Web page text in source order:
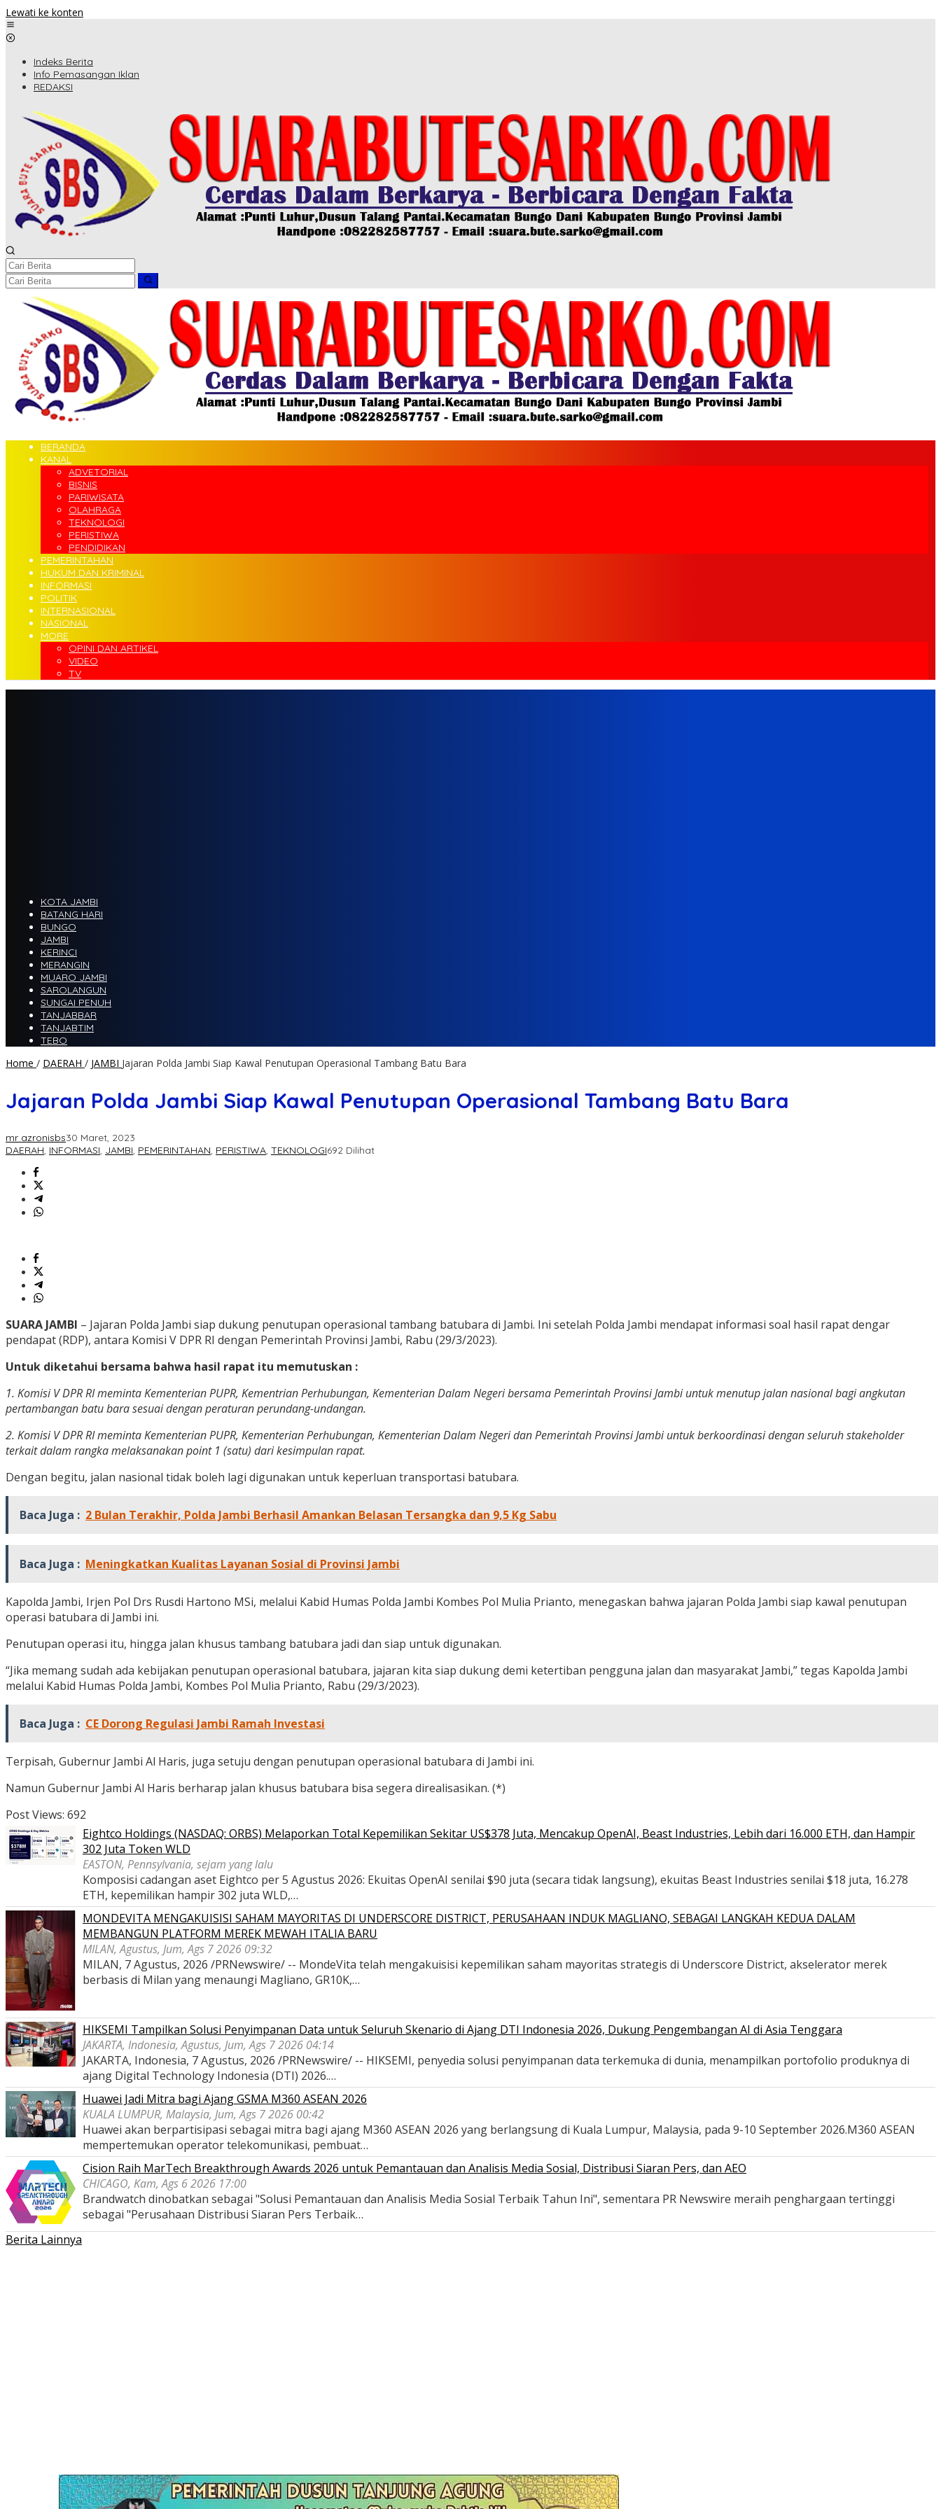
Lewati ke konten
Indeks Berita
Info Pemasangan Iklan
REDAKSI
BERANDA
KANAL
ADVETORIAL
BISNIS
PARIWISATA
OLAHRAGA
TEKNOLOGI
PERISTIWA
PENDIDIKAN
PEMERINTAHAN
HUKUM DAN KRIMINAL
INFORMASI
POLITIK
INTERNASIONAL
NASIONAL
MORE
OPINI DAN ARTIKEL
VIDEO
TV
KOTA JAMBI
BATANG HARI
BUNGO
JAMBI
KERINCI
MERANGIN
MUARO JAMBI
SAROLANGUN
SUNGAI PENUH
TANJABBAR
TANJABTIM
TEBO
Home / DAERAH / JAMBI Jajaran Polda Jambi Siap Kawal Penutupan Operasional Tambang Batu Bara
Jajaran Polda Jambi Siap Kawal Penutupan Operasional Tambang Batu Bara
mr azronisbs30 Maret, 2023
DAERAH, INFORMASI, JAMBI, PEMERINTAHAN, PERISTIWA, TEKNOLOGI692 Dilihat
SUARA JAMBI – Jajaran Polda Jambi siap dukung penutupan operasional tambang batubara di Jambi. Ini setelah Polda Jambi mendapat informasi soal hasil rapat dengar
pendapat (RDP), antara Komisi V DPR RI dengan Pemerintah Provinsi Jambi, Rabu (29/3/2023).
Untuk diketahui bersama bahwa hasil rapat itu memutuskan :
1. Komisi V DPR RI meminta Kementerian PUPR, Kementrian Perhubungan, Kementerian Dalam Negeri bersama Pemerintah Provinsi Jambi untuk menutup jalan nasional bagi angkutan
pertambangan batu bara sesuai dengan peraturan perundang-undangan.
2. Komisi V DPR RI meminta Kementerian PUPR, Kementerian Perhubungan, Kementerian Dalam Negeri dan Pemerintah Provinsi Jambi untuk berkoordinasi dengan seluruh stakeholder
terkait dalam rangka melaksanakan point 1 (satu) dari kesimpulan rapat.
Dengan begitu, jalan nasional tidak boleh lagi digunakan untuk keperluan transportasi batubara.
Baca Juga : 2 Bulan Terakhir, Polda Jambi Berhasil Amankan Belasan Tersangka dan 9,5 Kg Sabu
Baca Juga : Meningkatkan Kualitas Layanan Sosial di Provinsi Jambi
Kapolda Jambi, Irjen Pol Drs Rusdi Hartono MSi, melalui Kabid Humas Polda Jambi Kombes Pol Mulia Prianto, menegaskan bahwa jajaran Polda Jambi siap kawal penutupan
operasi batubara di Jambi ini.
Penutupan operasi itu, hingga jalan khusus tambang batubara jadi dan siap untuk digunakan.
“Jika memang sudah ada kebijakan penutupan operasional batubara, jajaran kita siap dukung demi ketertiban pengguna jalan dan masyarakat Jambi,” tegas Kapolda Jambi
melalui Kabid Humas Polda Jambi, Kombes Pol Mulia Prianto, Rabu (29/3/2023).
Baca Juga : CE Dorong Regulasi Jambi Ramah Investasi
Terpisah, Gubernur Jambi Al Haris, juga setuju dengan penutupan operasional batubara di Jambi ini.
Namun Gubernur Jambi Al Haris berharap jalan khusus batubara bisa segera direalisasikan. (*)
Post Views: 692
Eightco Holdings (NASDAQ: ORBS) Melaporkan Total Kepemilikan Sekitar US$378 Juta, Mencakup OpenAI, Beast Industries, Lebih dari 16.000 ETH, dan Hampir
302 Juta Token WLD
EASTON, Pennsylvania, sejam yang lalu
Komposisi cadangan aset Eightco per 5 Agustus 2026: Ekuitas OpenAI senilai $90 juta (secara tidak langsung), ekuitas Beast Industries senilai $18 juta, 16.278
ETH, kepemilikan hampir 302 juta WLD,…
MONDEVITA MENGAKUISISI SAHAM MAYORITAS DI UNDERSCORE DISTRICT, PERUSAHAAN INDUK MAGLIANO, SEBAGAI LANGKAH KEDUA DALAM
MEMBANGUN PLATFORM MEREK MEWAH ITALIA BARU
MILAN, Agustus, Jum, Ags 7 2026 09:32
MILAN, 7 Agustus, 2026 /PRNewswire/ -- MondeVita telah mengakuisisi kepemilikan saham mayoritas strategis di Underscore District, akselerator merek
berbasis di Milan yang menaungi Magliano, GR10K,…
HIKSEMI Tampilkan Solusi Penyimpanan Data untuk Seluruh Skenario di Ajang DTI Indonesia 2026, Dukung Pengembangan AI di Asia Tenggara
JAKARTA, Indonesia, Agustus, Jum, Ags 7 2026 04:14
JAKARTA, Indonesia, 7 Agustus, 2026 /PRNewswire/ -- HIKSEMI, penyedia solusi penyimpanan data terkemuka di dunia, menampilkan portofolio produknya di
ajang Digital Technology Indonesia (DTI) 2026.…
Huawei Jadi Mitra bagi Ajang GSMA M360 ASEAN 2026
KUALA LUMPUR, Malaysia, Jum, Ags 7 2026 00:42
Huawei akan berpartisipasi sebagai mitra bagi ajang M360 ASEAN 2026 yang berlangsung di Kuala Lumpur, Malaysia, pada 9-10 September 2026.M360 ASEAN
mempertemukan operator telekomunikasi, pembuat…
Cision Raih MarTech Breakthrough Awards 2026 untuk Pemantauan dan Analisis Media Sosial, Distribusi Siaran Pers, dan AEO
CHICAGO, Kam, Ags 6 2026 17:00
Brandwatch dinobatkan sebagai "Solusi Pemantauan dan Analisis Media Sosial Terbaik Tahun Ini", sementara PR Newswire meraih penghargaan tertinggi
sebagai "Perusahaan Distribusi Siaran Pers Terbaik…
Berita Lainnya